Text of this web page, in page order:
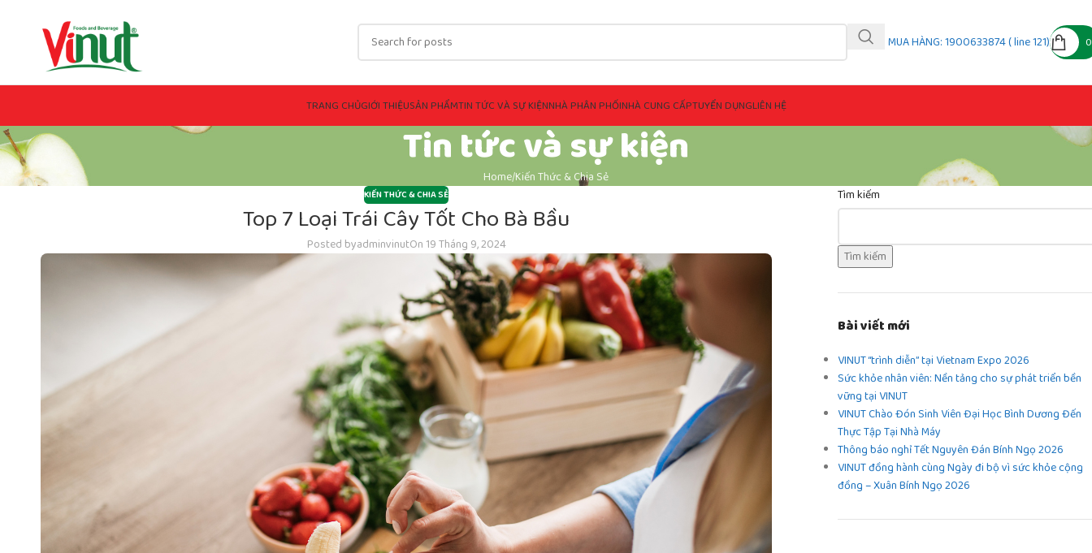
MUA HÀNG: 1900633874 ( line 121)
TRANG CHỦGIỚI THIỆUSẢN PHẨMTIN TỨC VÀ SỰ KIỆNNHÀ PHÂN PHỐINHÀ CUNG CẤPTUYỂN DỤNGLIÊN HỆ
Tin tức và sự kiện
HomeKiến Thức & Chia Sẻ
KIẾN THỨC & CHIA SẺ
Top 7 Loại Trái Cây Tốt Cho Bà Bầu
Posted byadminvinutOn 19 Tháng 9, 2024
Tìm kiếm
Tìm kiếm
Bài viết mới
VINUT “trình diễn” tại Vietnam Expo 2026
Sức khỏe nhân viên: Nền tảng cho sự phát triển bền
vững tại VINUT
VINUT Chào Đón Sinh Viên Đại Học Bình Dương Đến
Thực Tập Tại Nhà Máy
Thông báo nghỉ Tết Nguyên Đán Bính Ngọ 2026
VINUT đồng hành cùng Ngày đi bộ vì sức khỏe cộng
đồng – Xuân Bính Ngọ 2026